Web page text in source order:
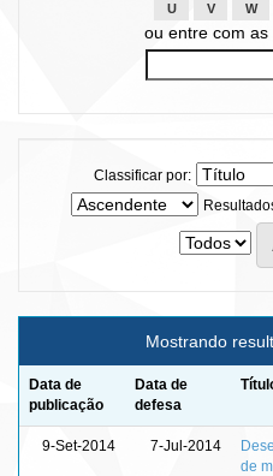
U
V W
ou entre com
Classificar por:
Mostrando
Data de
publicação
Data de
defesa
9-Set-2014 7-Jul-2014
de